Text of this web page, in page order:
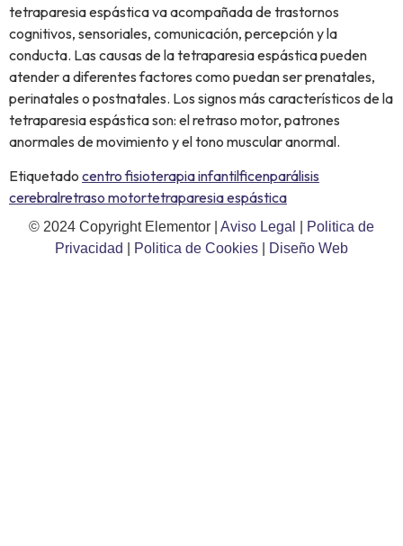
tetraparesia espástica va acompañada de trastornos
cognitivos, sensoriales, comunicación, percepción y la
conducta. Las causas de la tetraparesia espástica pueden
atender a diferentes factores como puedan ser prenatales,
perinatales o postnatales. Los signos más característicos de la
tetraparesia espástica son: el retraso motor, patrones
anormales de movimiento y el tono muscular anormal.
Etiquetado centro fisioterapia infantilficenparálisis
cerebralretraso motortetraparesia espástica
© 2024 Copyright Elementor | Aviso Legal
Politica de
Privacidad
Politica de Cookies Diseño Web